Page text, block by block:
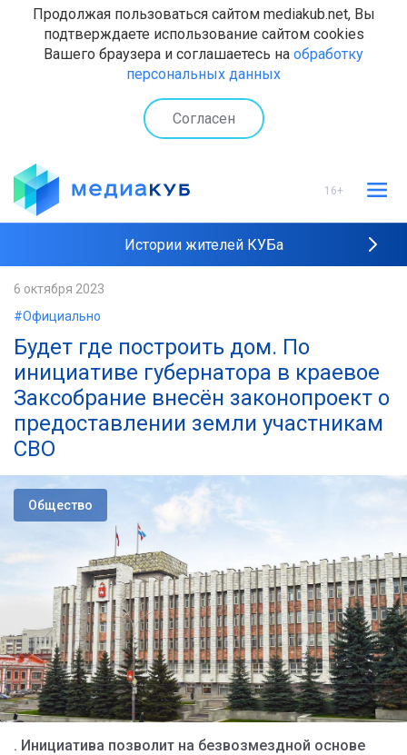
Продолжая пользоваться сайтом mediakub.net, Вы
подтверждаете использование сайтом cookies
Вашего браузера и соглашаетесь на обработку
персональных данных
Согласен
16+
Истории жителей КУБа
6 октября 2023
#Официально
Будет где построить дом. По
инициативе губернатора в краевое
Заксобрание внесён законопроект о
предоставлении земли участникам
СВО
Общество
. Инициатива позволит на безвозмездной основе